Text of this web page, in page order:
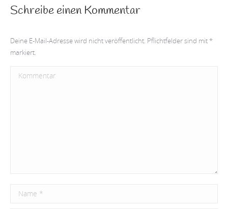
Schreibe einen Kommentar
Deine E-Mail-Adresse wird nicht veröffentlicht. Pflichtfelder sind mit*
markiert.
Kommentar
Name *